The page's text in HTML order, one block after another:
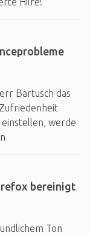
Bartusch das
werde
bereinigt
Ton